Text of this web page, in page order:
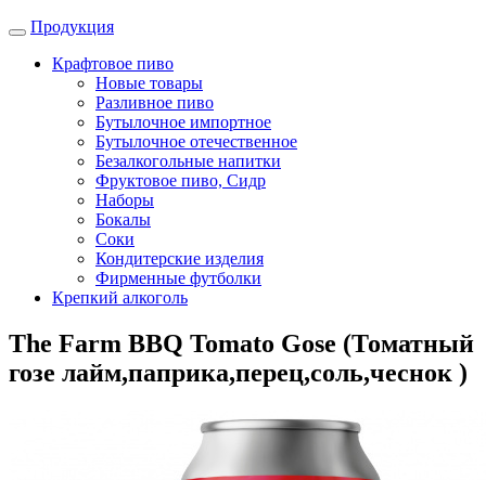
Продукция
Крафтовое пиво
Новые товары
Разливное пиво
Бутылочное импортное
Бутылочное отечественное
Безалкогольные напитки
Фруктовое пиво, Сидр
Наборы
Бокалы
Соки
Кондитерские изделия
Фирменные футболки
Крепкий алкоголь
The Farm BBQ Tomato Gose (Томатный
гозе лайм,паприка,перец,соль,чеснок )